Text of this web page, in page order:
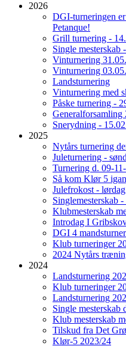
2026
DGI-turneringen
Petanque!
Grill turnering -
Single mesterskab
Vinturnering
Vinturnering
Landsturnering
Vinturnering med
Påske turnering -
Generalforsamling
Snerydning -
2025
Nytårs turnering
Juleturnering -
Turnering d. 09-
Så kom Klør 5
Julefrokost -
Singlemesterskab
Klubmesterskab
Introdag I
DGI 4
Klub turneringer
2024 Nytårs
2024
Landsturnering
Klub turneringer
Landsturnering
Single mesterskab
Klub mesterskab
Tilskud fra Det
Klør-5 2023/24